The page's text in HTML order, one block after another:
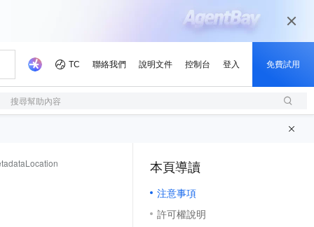
搜尋幫助內容
本頁導讀
注意事項
許可權說明